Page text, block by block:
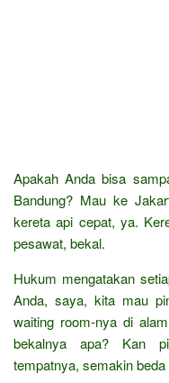
Apakah Anda bisa
Bandung? Mau ke
kereta api cepat, ya.
pesawat, bekal.
Hukum mengatakan
Anda, saya, kita mau
waiting room-nya di
bekalnya apa? Kan
tempatnya, semakin